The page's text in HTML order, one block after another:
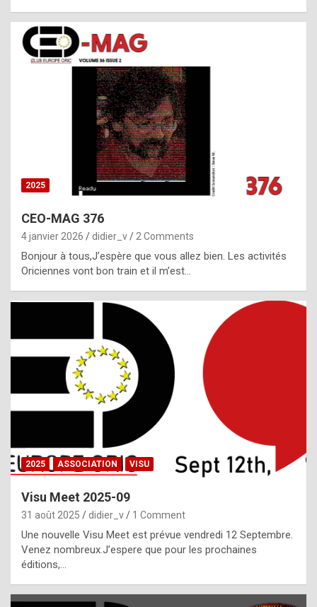
c
h
i
s
t
o
r
p
e
c
i
l
,
g
h
t
f
2025
CEO-MAG 376
4 janvier 2026 didier_v 2 Comments
Bonjour à tous,J’espère que vous allez bien. Les activités
Oriciennes vont bon train et il m’est…
2025 ASSOCIATION VISU
Visu Meet 2025-09
31 août 2025 didier_v 1 Comment
Une nouvelle Visu Meet est prévue vendredi 12 Septembre.
Venez nombreux.J’espere que pour les prochaines
éditions,…